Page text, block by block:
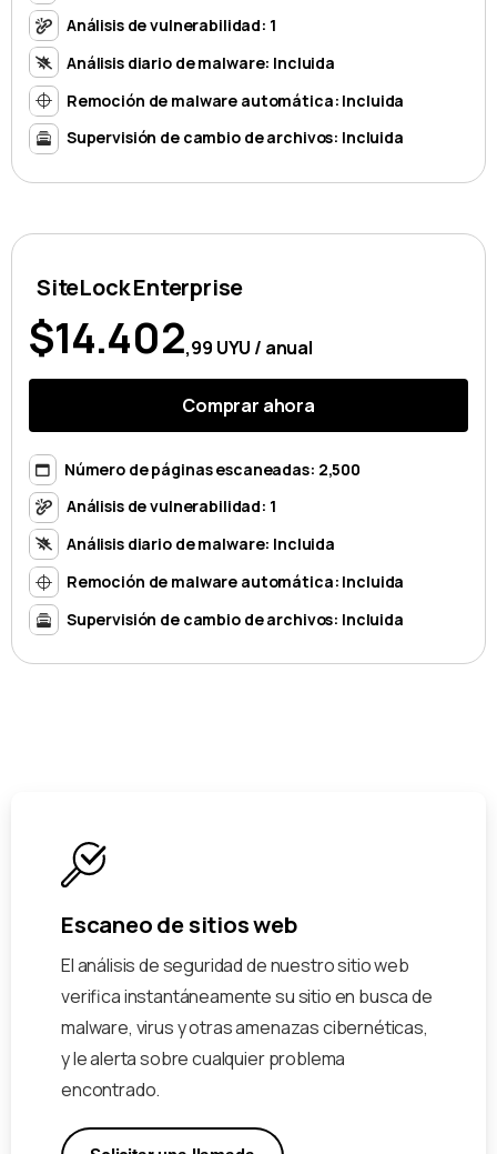
Análisis de vulnerabilidad: 1
Análisis diario de malware: Incluida
Remoción de malware automática: Incluida
Supervisión de cambio de archivos: Incluida
SiteLock Enterprise
$14.402,99 UYU / anual
Comprar ahora
Número de páginas escaneadas: 2,500
Análisis de vulnerabilidad: 1
Análisis diario de malware: Incluida
Remoción de malware automática: Incluida
Supervisión de cambio de archivos: Incluida
Escaneo de sitios web
El análisis de seguridad de nuestro sitio web
verifica instantáneamente su sitio en busca de
malware, virus y otras amenazas cibernéticas,
y le alerta sobre cualquier problema
encontrado.